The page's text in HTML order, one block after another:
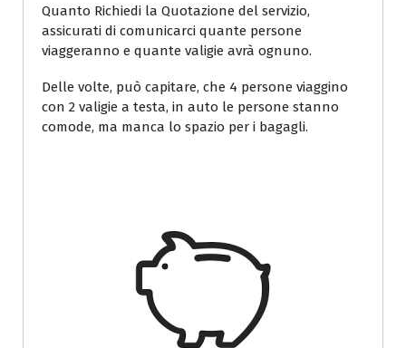
Quanto Richiedi la Quotazione del servizio,
assicurati di comunicarci quante persone
viaggeranno e quante valigie avrà ognuno.
Delle volte, può capitare, che 4 persone viaggino
con 2 valigie a testa, in auto le persone stanno
comode, ma manca lo spazio per i bagagli.